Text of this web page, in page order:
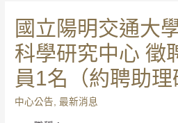
國立陽明交通大
科學研究中心 徵
員1名（約聘助理
中心公告 ,最新消息